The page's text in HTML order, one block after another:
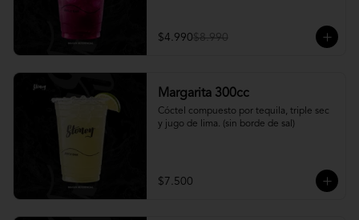
$4.990$8.990
Margarita 300cc
Cóctel compuesto por tequila, triple sec
y jugo de lima. (sin borde de sal)
$7.500